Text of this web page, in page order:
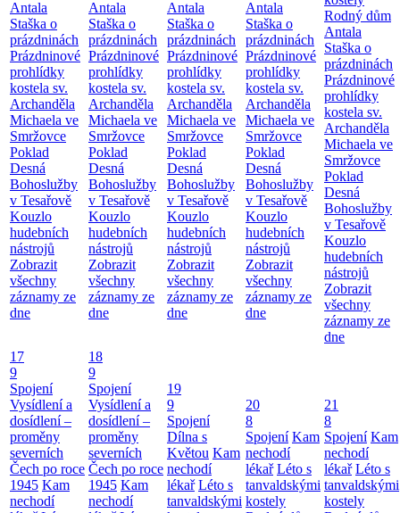
Antala
Staška o
prázdninách
Prázdninové
prohlídky
kostela sv.
Archanděla
Michaela ve
Smržovce
Poklad
Desná
Bohoslužby
v Tesařově
Kouzlo
hudebních
nástrojů
Zobrazit
všechny
záznamy ze
dne
Antala
Staška o
prázdninách
Prázdninové
prohlídky
kostela sv.
Archanděla
Michaela ve
Smržovce
Poklad
Desná
Bohoslužby
v Tesařově
Kouzlo
hudebních
nástrojů
Zobrazit
všechny
záznamy ze
dne
Antala
Staška o
prázdninách
Prázdninové
prohlídky
kostela sv.
Archanděla
Michaela ve
Smržovce
Poklad
Desná
Bohoslužby
v Tesařově
Kouzlo
hudebních
nástrojů
Zobrazit
všechny
záznamy ze
dne
Antala
Staška o
prázdninách
Prázdninové
prohlídky
kostela sv.
Archanděla
Michaela ve
Smržovce
Poklad
Desná
Bohoslužby
v Tesařově
Kouzlo
hudebních
nástrojů
Zobrazit
všechny
záznamy ze
dne
Rodný dům
Antala
Staška o
prázdninách
Prázdninové
prohlídky
kostela sv.
Archanděla
Michaela ve
Smržovce
Poklad
Desná
Bohoslužby
v Tesařově
Kouzlo
hudebních
nástrojů
Zobrazit
všechny
záznamy ze
dne
17
9
Spojení
Vysídlení a
dosídlení –
proměny
severních
Čech po roce
1945 Kam
nechodí
18
9
Spojení
Vysídlení a
dosídlení –
proměny
severních
Čech po roce
1945 Kam
nechodí
19
9
Spojení
Dílna s
Květou Kam
nechodí
lékař Léto s
tanvaldskými
20
8
Spojení Kam
nechodí
lékař Léto s
tanvaldskými
kostely
21
8
Spojení Kam
nechodí
lékař Léto s
tanvaldskými
kostely